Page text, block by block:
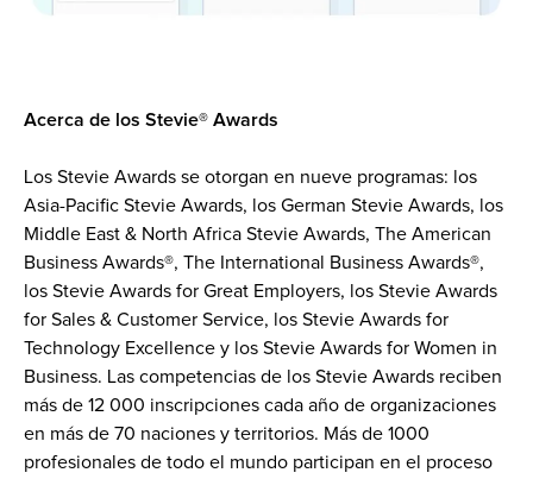
Acerca de los Stevie® Awards
Los Stevie Awards se otorgan en nueve programas: los
Asia-Pacific Stevie Awards, los German Stevie Awards, los
Middle East & North Africa Stevie Awards, The American
Business Awards®, The International Business Awards®,
los Stevie Awards for Great Employers, los Stevie Awards
for Sales & Customer Service, los Stevie Awards for
Technology Excellence y los Stevie Awards for Women in
Business. Las competencias de los Stevie Awards reciben
más de 12 000 inscripciones cada año de organizaciones
en más de 70 naciones y territorios. Más de 1000
profesionales de todo el mundo participan en el proceso